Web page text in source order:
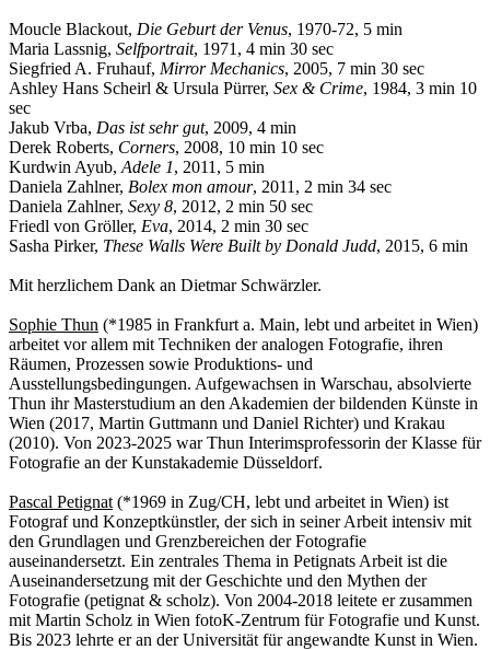
Moucle Blackout, Die Geburt der Venus, 1970-72, 5 min
Maria Lassnig, Selfportrait, 1971, 4 min 30 sec
Siegfried A. Fruhauf, Mirror Mechanics, 2005, 7 min 30 sec
Ashley Hans Scheirl & Ursula Pürrer, Sex & Crime, 1984, 3 min 10
sec
Jakub Vrba, Das ist sehr gut, 2009, 4 min
Derek Roberts, Corners, 2008, 10 min 10 sec
Kurdwin Ayub, Adele 1, 2011, 5 min
Daniela Zahlner, Bolex mon amour, 2011, 2 min 34 sec
Daniela Zahlner, Sexy 8, 2012, 2 min 50 sec
Friedl von Gröller, Eva, 2014, 2 min 30 sec
Sasha Pirker, These Walls Were Built by Donald Judd, 2015, 6 min
Mit herzlichem Dank an Dietmar Schwärzler.
Sophie Thun (*1985 in Frankfurt a. Main, lebt und arbeitet in Wien)
arbeitet vor allem mit Techniken der analogen Fotografie, ihren
Räumen, Prozessen sowie Produktions- und
Ausstellungsbedingungen. Aufgewachsen in Warschau, absolvierte
Thun ihr Masterstudium an den Akademien der bildenden Künste in
Wien (2017, Martin Guttmann und Daniel Richter) und Krakau
(2010). Von 2023-2025 war Thun Interimsprofessorin der Klasse für
Fotografie an der Kunstakademie Düsseldorf.
Pascal Petignat (*1969 in Zug/CH, lebt und arbeitet in Wien) ist
Fotograf und Konzeptkünstler, der sich in seiner Arbeit intensiv mit
den Grundlagen und Grenzbereichen der Fotografie
auseinandersetzt. Ein zentrales Thema in Petignats Arbeit ist die
Auseinandersetzung mit der Geschichte und den Mythen der
Fotografie (petignat & scholz). Von 2004-2018 leitete er zusammen
mit Martin Scholz in Wien fotoK-Zentrum für Fotografie und Kunst.
Bis 2023 lehrte er an der Universität für angewandte Kunst in Wien.